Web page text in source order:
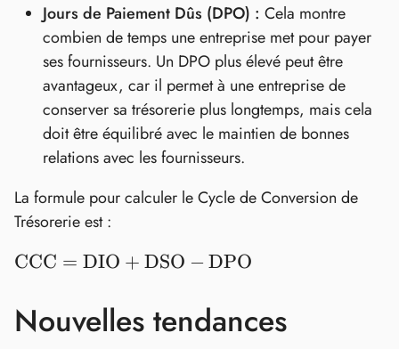
Jours de Paiement Dûs (DPO) : Cela montre
combien de temps une entreprise met pour payer
ses fournisseurs. Un DPO plus élevé peut être
avantageux, car il permet à une entreprise de
conserver sa trésorerie plus longtemps, mais cela
doit être équilibré avec le maintien de bonnes
relations avec les fournisseurs.
La formule pour calculer le Cycle de Conversion de
Trésorerie est :
\text{CCC}
\text{DIO}
+
CCC = DIO + DSO − DPO
Nouvelles tendances